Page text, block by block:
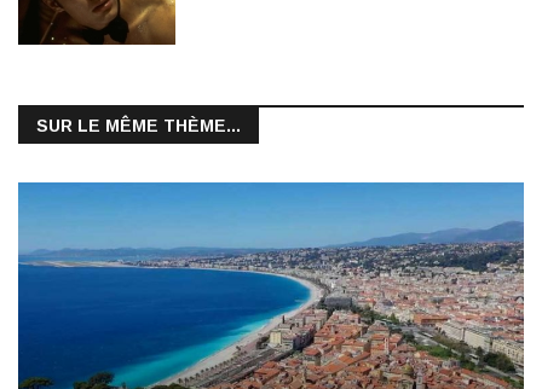
SUR LE MÊME THÈME...